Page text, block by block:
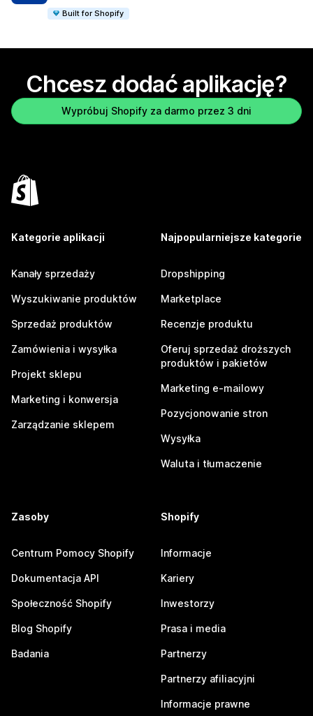
Built for Shopify
Chcesz dodać aplikację?
Wypróbuj Shopify za darmo przez 3 dni
Kategorie aplikacji
Kanały sprzedaży
Wyszukiwanie produktów
Sprzedaż produktów
Zamówienia i wysyłka
Projekt sklepu
Marketing i konwersja
Zarządzanie sklepem
Najpopularniejsze kategorie
Dropshipping
Marketplace
Recenzje produktu
Oferuj sprzedaż droższych
produktów i pakietów
Marketing e-mailowy
Pozycjonowanie stron
Wysyłka
Waluta i tłumaczenie
Zasoby
Centrum Pomocy Shopify
Dokumentacja API
Społeczność Shopify
Blog Shopify
Badania
Shopify
Informacje
Kariery
Inwestorzy
Prasa i media
Partnerzy
Partnerzy afiliacyjni
Informacje prawne